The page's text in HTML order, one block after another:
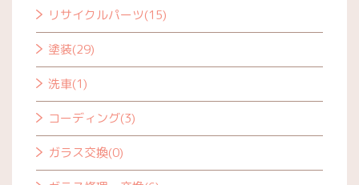
リサイクルパーツ(15)
塗装(29)
洗車(1)
コーディング(3)
ガラス交換(0)